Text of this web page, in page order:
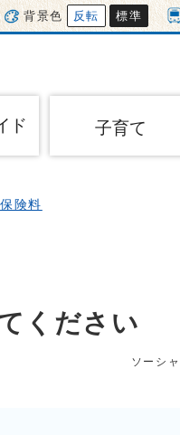
背景色 反転 標準
ド 子育て
険料
ください
ソーシ